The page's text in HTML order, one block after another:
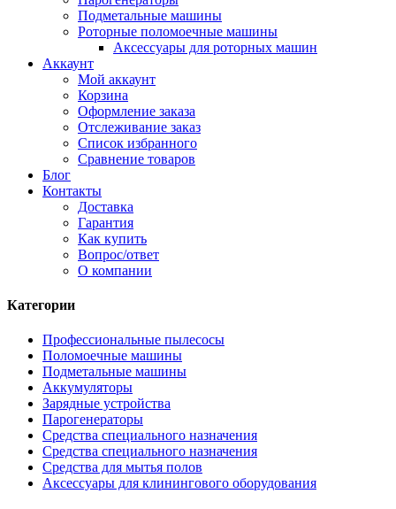
Подметальные машины
Роторные поломоечные машины
Аксессуары для роторных машин
Аккаунт
Мой аккаунт
Корзина
Оформление заказа
Отслеживание заказ
Список избранного
Сравнение товаров
Блог
Контакты
Доставка
Гарантия
Как купить
Вопрос/ответ
О компании
Категории
Профессиональные пылесосы
Поломоечные машины
Подметальные машины
Аккумуляторы
Зарядные устройства
Парогенераторы
Средства специального назначения
Средства специального назначения
Средства для мытья полов
Аксессуары для клинингового оборудования